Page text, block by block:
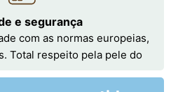
e segurança
com as normas europeias,
Total respeito pela pele do